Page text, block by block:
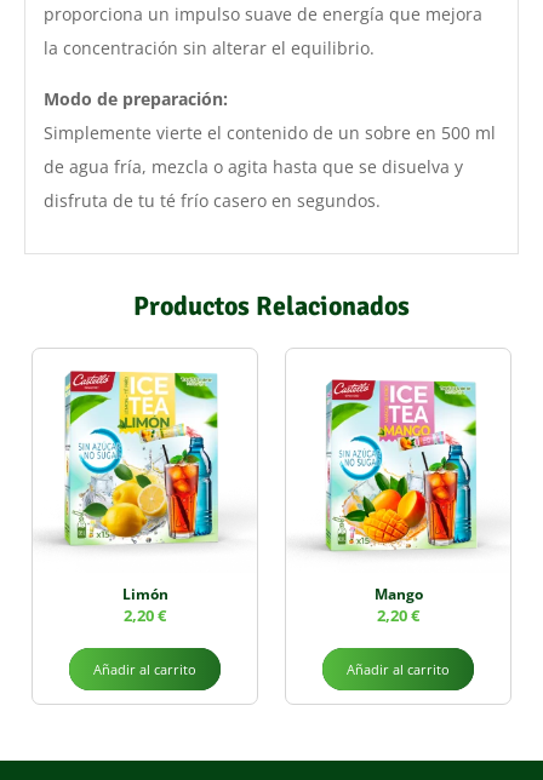
proporciona un impulso suave de energía que mejora
la concentración sin alterar el equilibrio.
Modo de preparación:
Simplemente vierte el contenido de un sobre en 500 ml
de agua fría, mezcla o agita hasta que se disuelva y
disfruta de tu té frío casero en segundos.
Productos Relacionados
Limón
2,20€
Añadir al carrito
Mango
2,20€
Añadir al carrito